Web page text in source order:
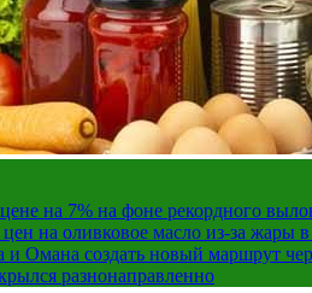
на 7% на фоне рекордного
на оливковое масло из-за жары
Омана создать новый маршрут
разнонаправленно